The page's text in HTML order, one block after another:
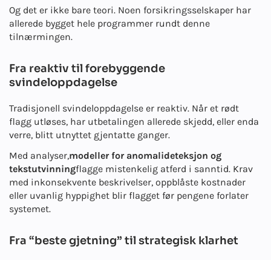
Og det er ikke bare teori. Noen forsikringsselskaper har
allerede bygget hele programmer rundt denne
tilnærmingen.
Fra reaktiv til forebyggende
svindeloppdagelse
Tradisjonell svindeloppdagelse er reaktiv. Når et rødt
flagg utløses, har utbetalingen allerede skjedd, eller enda
verre, blitt utnyttet gjentatte ganger.
Med analyser,modeller for anomalideteksjon og
tekstutvinningflagge mistenkelig atferd i sanntid. Krav
med inkonsekvente beskrivelser, oppblåste kostnader
eller uvanlig hyppighet blir flagget før pengene forlater
systemet.
Fra “beste gjetning” til strategisk klarhet